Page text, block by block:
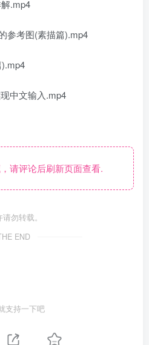
.mp4
参考图(素描篇).mp4
中文输入.mp4
请评论后刷新页面查看.
勿转载。
END
支持一下吧